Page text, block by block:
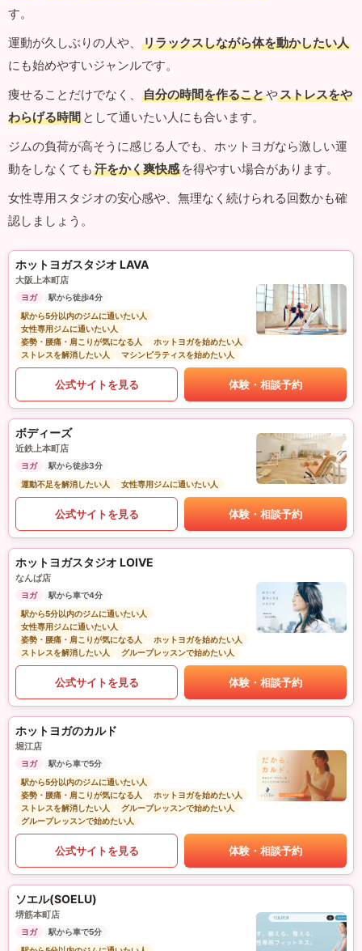
す。
運動が久しぶりの人や、
リラックスしながら体を動かしたい人
にも始めやすいジャンルです。
痩せることだけでなく、
自分の時間を作ることやストレスをや
わらげる時間 として通いたい人にも合います。
ジムの負荷が高そうに感じる人でも、ホットヨガなら激しい運
動をしなくても 汗をかく爽快感 を得やすい場合があります。
女性専用スタジオの安心感や、無理なく続けられる回数かも確
認しましょう。
ホットヨガスタジオ LAVA
大阪上本町店
ヨガ
駅から徒歩4分
駅から5分以内のジムに通いたい人
女性専用ジムに通いたい人
姿勢・腰痛・肩こりが気になる人
ホットヨガを始めたい人
ストレスを解消したい人
マシンピラティスを始めたい人
公式サイトを見る 体験・相談予約
ボディーズ
近鉄上本町店
ヨガ
駅から徒歩3分
運動不足を解消したい人
女性専用ジムに通いたい人
公式サイトを見る 体験・相談予約
ホットヨガスタジオ LOIVE
なんば店
ヨガ
駅から車で4分
駅から5分以内のジムに通いたい人
女性専用ジムに通いたい人
姿勢・腰痛・肩こりが気になる人
ホットヨガを始めたい人
ストレスを解消したい人
グループレッスンで始めたい人
公式サイトを見る 体験・相談予約
ホットヨガのカルド
堀江店
ヨガ
駅から車で5分
駅から5分以内のジムに通いたい人
姿勢・腰痛・肩こりが気になる人
ホットヨガを始めたい人
ストレスを解消したい人
グループレッスンで始めたい人
グループレッスンで始めたい人
公式サイトを見る 体験・相談予約
ソエル(SOELU)
堺筋本町店
ヨガ
駅から車で5分